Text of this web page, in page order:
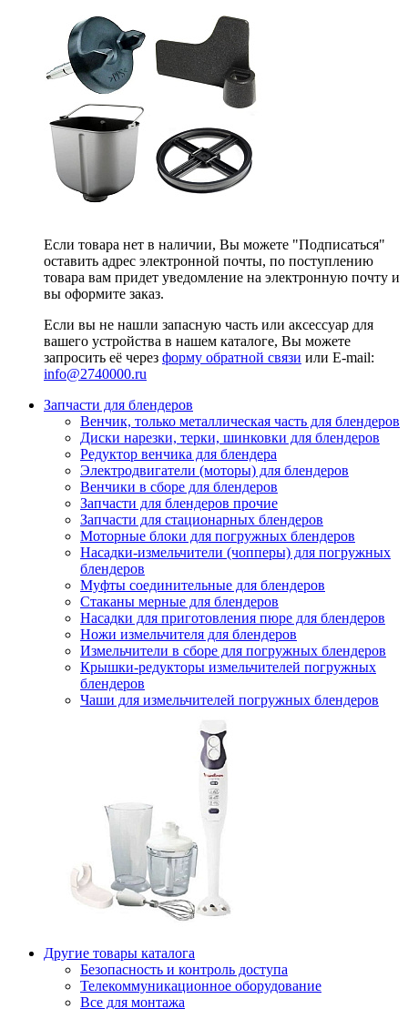
Если товара нет в наличии, Вы можете "Подписаться"
оставить адрес электронной почты, по поступлению
товара вам придет уведомление на электронную почту и
вы оформите заказ.
Если вы не нашли запасную часть или аксессуар для
вашего устройства в нашем каталоге, Вы можете
запросить её через форму обратной связи или E-mail:
info@2740000.ru
Запчасти для блендеров
Венчик, только металлическая часть для блендеров
Диски нарезки, терки, шинковки для блендеров
Редуктор венчика для блендера
Электродвигатели (моторы) для блендеров
Венчики в сборе для блендеров
Запчасти для блендеров прочие
Запчасти для стационарных блендеров
Моторные блоки для погружных блендеров
Насадки-измельчители (чопперы) для погружных
блендеров
Муфты соединительные для блендеров
Стаканы мерные для блендеров
Насадки для приготовления пюре для блендеров
Ножи измельчителя для блендеров
Измельчители в сборе для погружных блендеров
Крышки-редукторы измельчителей погружных
блендеров
Чаши для измельчителей погружных блендеров
Другие товары каталога
Безопасность и контроль доступа
Телекоммуникационное оборудование
Все для монтажа